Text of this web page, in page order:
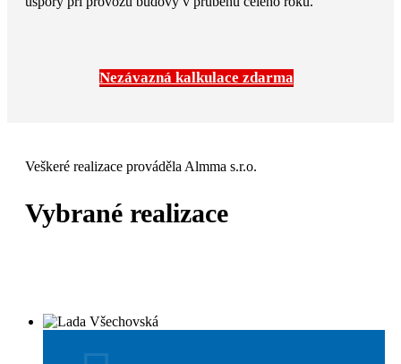
Nezávazná kalkulace zdarma
Veškeré realizace prováděla Almma s.r.o.
Vybrané realizace